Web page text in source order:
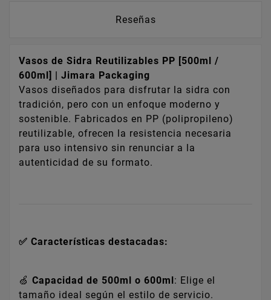
Reseñas
Vasos de Sidra Reutilizables PP [500ml /
600ml] | Jimara Packaging
Vasos diseñados para disfrutar la sidra con
tradición, pero con un enfoque moderno y
sostenible. Fabricados en PP (polipropileno)
reutilizable, ofrecen la resistencia necesaria
para uso intensivo sin renunciar a la
autenticidad de su formato.
✅ Características destacadas:
🍏 Capacidad de 500ml o 600ml: Elige el
tamaño ideal según el estilo de servicio.